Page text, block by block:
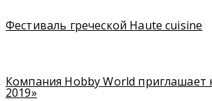
Фестиваль греческой Haute cuisine
Компания Hobby World приглашает
2019»